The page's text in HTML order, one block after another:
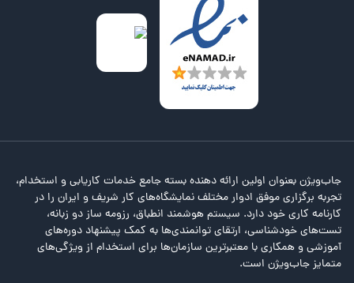
نقاش خودرو سرپرست دفتر فنی
مونتاژکار تکنسین مکانیک
استخدام تاسیسات موتورخانه نقاش ساختمان
جاب‌ویژن بعنوان اولین ارائه دهنده بسته جامع خدمات کاریابی و استخدام،
تجربه برگزاری موفق ادوار مختلف نمایشگاه‌های کار شریف و ایران را در
کارنامه کاری خود دارد. سیستم هوشمند انطباق، رزومه ساز دو زبانه،
تست‌های خودشناسی، ارتقای توانمندی‌ها به کمک پیشنهاد دوره‌های
آموزشی و همکاری با معتبرترین سازمان‌ها برای استخدام از ویژگی‌های
متمایز جاب‌ویژن است.